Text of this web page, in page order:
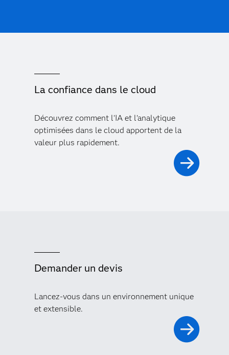
La confiance dans le cloud
Découvrez comment l'IA et l'analytique
optimisées dans le cloud apportent de la
valeur plus rapidement.
Demander un devis
Lancez-vous dans un environnement unique
et extensible.